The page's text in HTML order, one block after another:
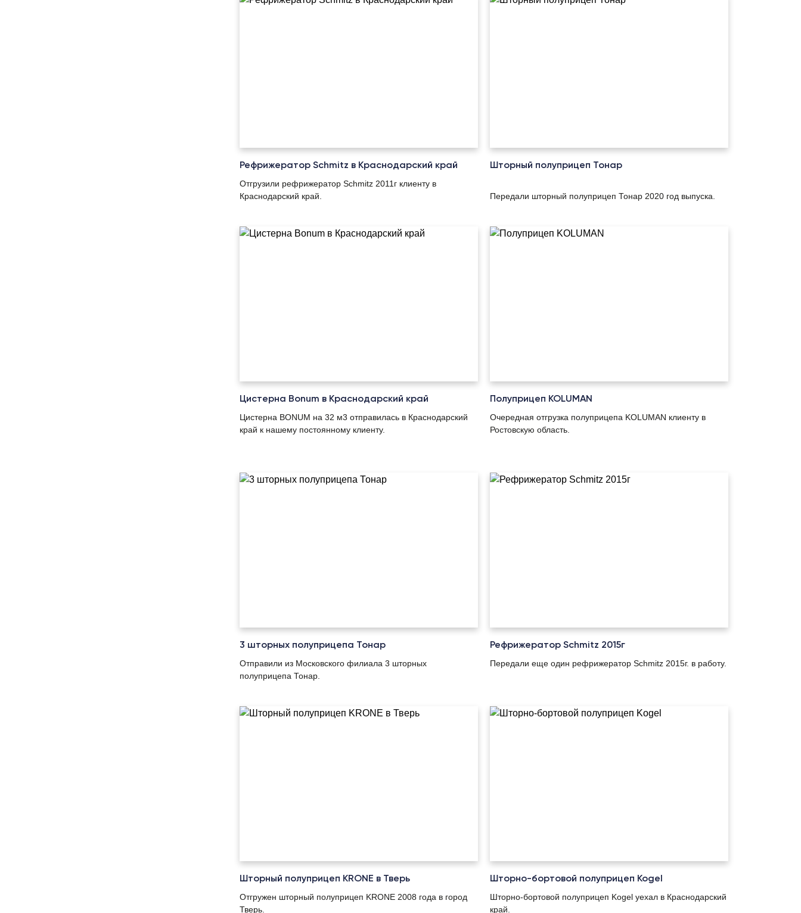
Рефрижератор Schmitz в Краснодарский край
Отгрузили рефрижератор Schmitz 2011г клиенту в
Краснодарский край.
Шторный полуприцеп Тонар
Передали шторный полуприцеп Тонар 2020 год выпуска.
Цистерна Bonum в Краснодарский край
Цистерна BONUM на 32 м3 отправилась в Краснодарский
край к нашему постоянному клиенту.
Полуприцеп KOLUMAN
Очередная отгрузка полуприцепа KOLUMAN клиенту в
Ростовскую область.
3 шторных полуприцепа Тонар
Отправили из Московского филиала 3 шторных
полуприцепа Тонар.
Рефрижератор Schmitz 2015г
Передали еще один рефрижератор Schmitz 2015г. в работу.
Шторный полуприцеп KRONE в Тверь
Отгружен шторный полуприцеп KRONE 2008 года в город
Тверь.
Шторно-бортовой полуприцеп Kogel
Шторно-бортовой полуприцеп Kogel уехал в Краснодарский
край.